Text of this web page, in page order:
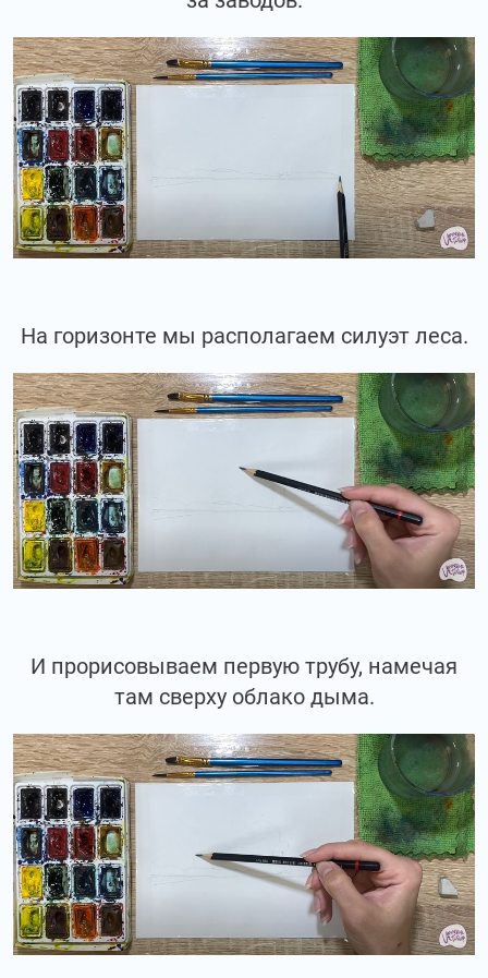
На горизонте мы располагаем силуэт леса.
И прорисовываем первую трубу, намечая
там сверху облако дыма.